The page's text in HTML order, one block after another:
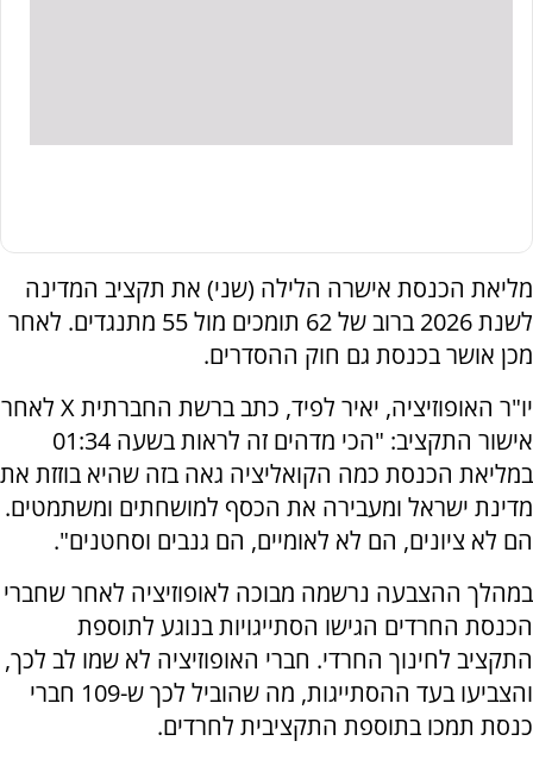
מליאת הכנסת אישרה הלילה (שני) את תקציב המדינה
לשנת 2026 ברוב של 62 תומכים מול 55 מתנגדים. לאחר
מכן אושר בכנסת גם חוק ההסדרים.
יו"ר האופוזיציה, יאיר לפיד, כתב ברשת החברתית X לאחר
אישור התקציב: "הכי מדהים זה לראות בשעה 01:34
במליאת הכנסת כמה הקואליציה גאה בזה שהיא בוזזת את
מדינת ישראל ומעבירה את הכסף למושחתים ומשתמטים.
הם לא ציונים, הם לא לאומיים, הם גנבים וסחטנים".
במהלך ההצבעה נרשמה מבוכה לאופוזיציה לאחר שחברי
הכנסת החרדים הגישו הסתייגויות בנוגע לתוספת
התקציב לחינוך החרדי. חברי האופוזיציה לא שמו לב לכך,
והצביעו בעד ההסתייגות, מה שהוביל לכך ש-109 חברי
כנסת תמכו בתוספת התקציבית לחרדים.